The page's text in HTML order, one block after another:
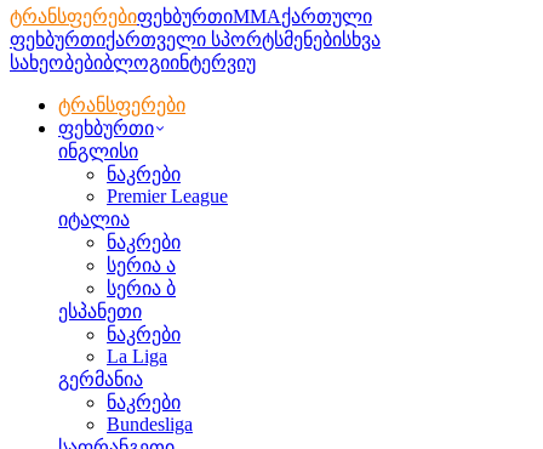
ტრანსფერებიფეხბურთიMMAქართული
ფეხბურთიქართველი სპორტსმენებისხვა
სახეობებიბლოგიინტერვიუ
ტრანსფერები
ფეხბურთი
ინგლისი
ნაკრები
Premier League
იტალია
ნაკრები
სერია ა
სერია ბ
ესპანეთი
ნაკრები
La Liga
გერმანია
ნაკრები
Bundesliga